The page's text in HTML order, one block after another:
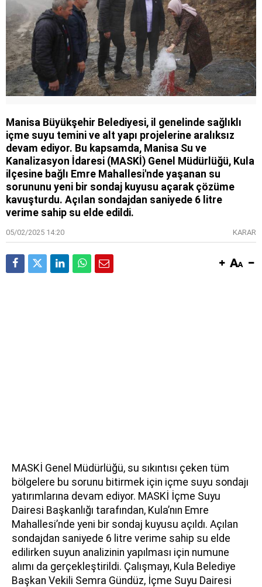
Manisa Büyükşehir Belediyesi, il genelinde sağlıklı
içme suyu temini ve alt yapı projelerine aralıksız
devam ediyor. Bu kapsamda, Manisa Su ve
Kanalizasyon İdaresi (MASKİ) Genel Müdürlüğü, Kula
ilçesine bağlı Emre Mahallesi'nde yaşanan su
sorununu yeni bir sondaj kuyusu açarak çözüme
kavuşturdu. Açılan sondajdan saniyede 6 litre
verime sahip su elde edildi.
05/02/2025 14:20 KARAR
MASKİ Genel Müdürlüğü, su sıkıntısı çeken tüm
bölgelere bu sorunu bitirmek için içme suyu sondajı
yatırımlarına devam ediyor. MASKİ İçme Suyu
Dairesi Başkanlığı tarafından, Kula’nın Emre
Mahallesi’nde yeni bir sondaj kuyusu açıldı. Açılan
sondajdan saniyede 6 litre verime sahip su elde
edilirken suyun analizinin yapılması için numune
alımı da gerçekleştirildi. Çalışmayı, Kula Belediye
Başkan Vekili Semra Gündüz, İçme Suyu Dairesi